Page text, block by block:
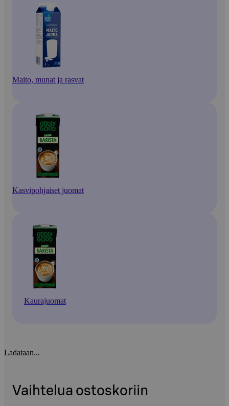
Maito, munat ja rasvat
Kasvipohjaiset juomat
Kaurajuomat
Ladataan...
Vaihtelua ostoskoriin